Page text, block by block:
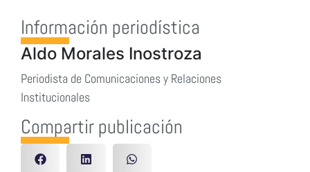
Información periodística
Aldo Morales Inostroza
Periodista de Comunicaciones y Relaciones
Institucionales
Compartir publicación